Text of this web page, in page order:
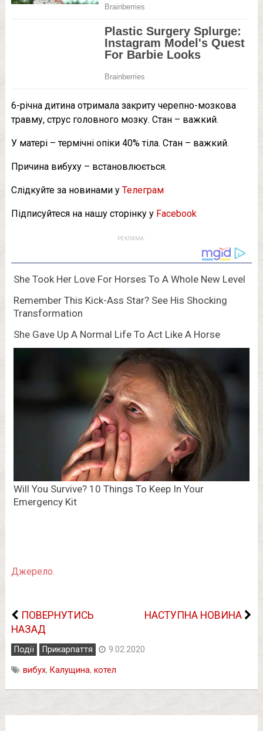
6-річна дитина отримала закриту черепно-мозкова
травму, струс головного мозку. Стан – важкий.
У матері – термічні опіки 40% тіла. Стан – важкий.
Причина вибуху – встановлюється.
Слідкуйте за новинами у Телеграм
Підписуйтеся на нашу сторінку у Facebook
РЕКЛАМА:
Джерело.
ПОВЕРНУТИСЬ
НАЗАД
НАСТУПНА НОВИНА
Події Прикарпаття 9.02.2020
вибух, Калущина, котел